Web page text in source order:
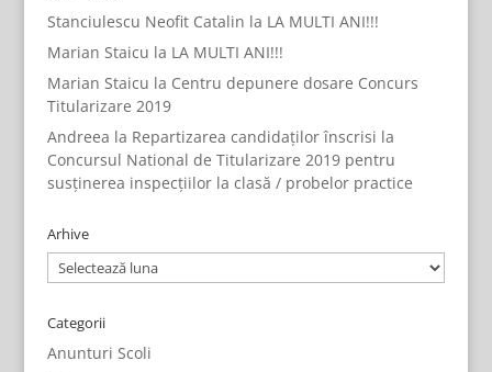
Stanciulescu Neofit Catalin la LA MULTI ANI!!!
Marian Staicu la LA MULTI ANI!!!
Marian Staicu la Centru depunere dosare Concurs
Titularizare 2019
Andreea la Repartizarea candidaților înscrisi la
Concursul National de Titularizare 2019 pentru
susținerea inspecțiilor la clasă / probelor practice
Arhive
Arhive
Categorii
Anunturi Scoli